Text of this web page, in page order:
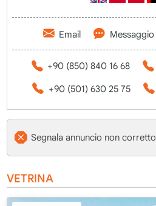
Email Messaggio
+90 (850) 840 16 68
+90 (501) 630 25 75
Segnala annuncio non corretto
VETRINA